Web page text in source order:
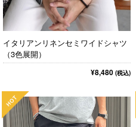
イタリアンリネンセミワイドシャツ
（3色展開）
¥8,480 (税込)